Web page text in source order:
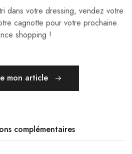
dans votre dressing, vendez votre
cagnotte pour votre prochaine
shopping !
mon article
complémentaires